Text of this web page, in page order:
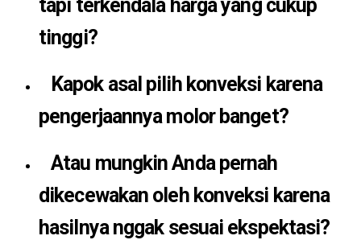
tapi terkendala harga yang cukup
tinggi?
Kapok asal pilih konveksi karena
pengerjaannya molor banget?
Atau mungkin Anda pernah
dikecewakan oleh konveksi karena
hasilnya nggak sesuai ekspektasi?